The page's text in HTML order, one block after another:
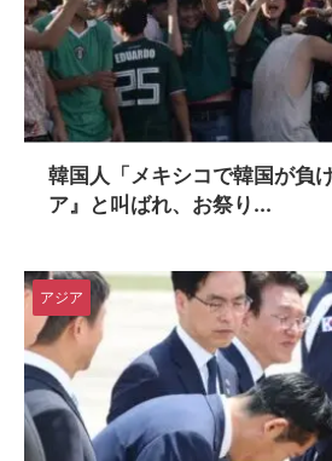
韓国人「メキシコで韓国が負
ア』と叫ばれ、お祭り...
アジア